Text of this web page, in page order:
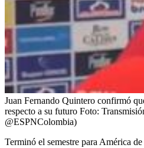
Juan Fernando Quintero confirmó
respecto a su futuro Foto:
@ESPNColombia)
Terminó el semestre para América